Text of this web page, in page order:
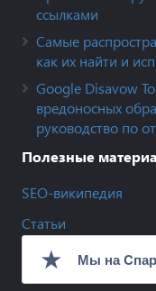
ссылками
Самые
как их найти и
Google Disavow
вредоносных
руководство по
Полезные
SEO-википедия
Статьи